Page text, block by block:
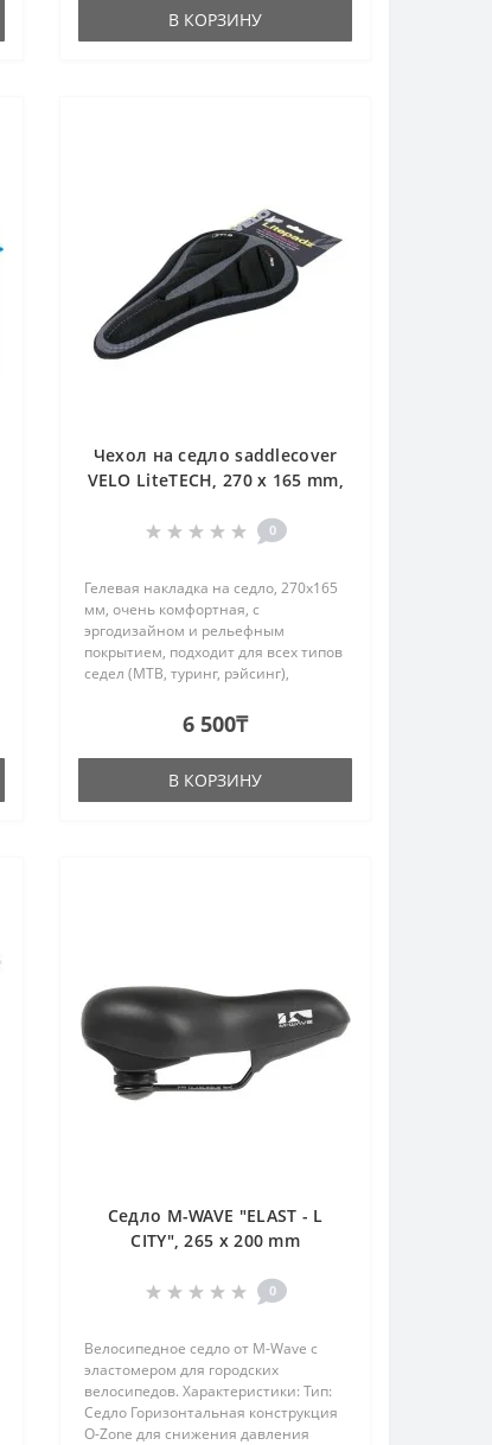
В КОРЗИНУ
Чехол на седло saddlecover
VELO LiteTECH, 270 x 165 mm,
0
Гелевая накладка на седло, 270х165
мм, очень комфортная, с
эргодизайном и рельефным
покрытием, подходит для всех типов
седел (МТВ, туринг, рэйсинг),
6 500₸
В КОРЗИНУ
Седло M-WAVE "ELAST - L
CITY", 265 x 200 mm
0
Велосипедное седло от M-Wave с
эластомером для городских
велосипедов. Характеристики: Тип:
Седло Горизонтальная конструкция
O-Zone для снижения давления